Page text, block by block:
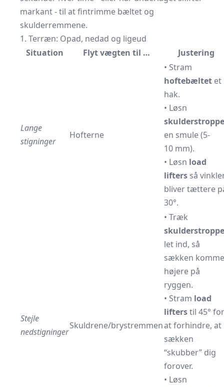
markant - til at fintrimme bæltet og
skulderremmene.
1. Terræn: Opad, nedad og ligeud
Situation
Flyt vægten til … Justering
Lange
stigninger
Hofterne
• Stram
hoftebæltet et
hak.
• Løsn
en smule (5-
10 mm).
• Løsn load
lifters så
bliver tættere
30°.
Stejle
nedstigninger
Skuldrene/brystremmen
• Træk
let ind, så
sækken
højere på
ryggen.
• Stram load
lifterstil 45° for
at forhindre, at
sækken
“skubber” dig
forover.
• Løsn